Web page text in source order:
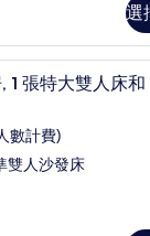
選
客房內保險箱
張特大雙人床和
數計費)
雙人沙發床